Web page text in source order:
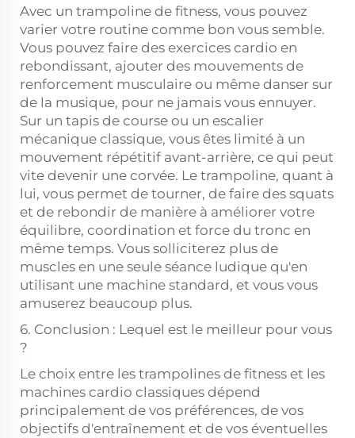
Avec un trampoline de fitness, vous pouvez
varier votre routine comme bon vous semble.
Vous pouvez faire des exercices cardio en
rebondissant, ajouter des mouvements de
renforcement musculaire ou même danser sur
de la musique, pour ne jamais vous ennuyer.
Sur un tapis de course ou un escalier
mécanique classique, vous êtes limité à un
mouvement répétitif avant-arrière, ce qui peut
vite devenir une corvée. Le trampoline, quant à
lui, vous permet de tourner, de faire des squats
et de rebondir de manière à améliorer votre
équilibre, coordination et force du tronc en
même temps. Vous solliciterez plus de
muscles en une seule séance ludique qu'en
utilisant une machine standard, et vous vous
amuserez beaucoup plus.
6. Conclusion : Lequel est le meilleur pour vous
?
Le choix entre les trampolines de fitness et les
machines cardio classiques dépend
principalement de vos préférences, de vos
objectifs d'entraînement et de vos éventuelles